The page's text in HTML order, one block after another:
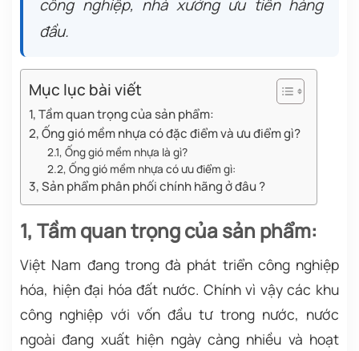
công nghiệp, nhà xưởng ưu tiên hàng
đầu.
Mục lục bài viết
1, Tầm quan trọng của sản phẩm:
2, Ống gió mềm nhựa có đặc điểm và ưu điểm gì?
2.1, Ống gió mềm nhựa là gì?
2.2, Ống gió mềm nhựa có ưu điểm gì:
3, Sản phẩm phân phối chính hãng ở đâu ?
1, Tầm quan trọng của sản phẩm:
Việt Nam đang trong đà phát triển công nghiệp
hóa, hiện đại hóa đất nước. Chính vì vậy các khu
công nghiệp với vốn đầu tư trong nước, nước
ngoài đang xuất hiện ngày càng nhiều và hoạt